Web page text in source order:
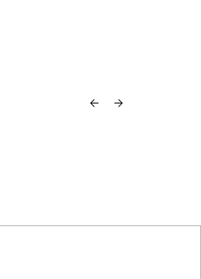
PreviousNext